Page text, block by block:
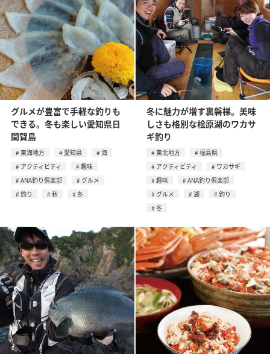
グルメが豊富で手軽な釣りも
できる。冬も楽しい愛知県日
間賀島
東海地方 愛知県
海
アクティビティ
趣味
ANA釣り倶楽部
グルメ
釣り
秋 冬
冬に魅力が増す裏磐梯。美味
しさも格別な桧原湖のワカサ
ギ釣り
東北地方
福島県
アクティビティ
ワカサギ
趣味
ANA釣り倶楽部
グルメ
湖
釣り
冬